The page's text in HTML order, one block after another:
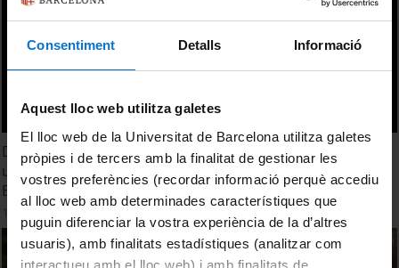
Consentiment Detalls Informació
Aquest lloc web utilitza galetes
El lloc web de la Universitat de Barcelona utilitza galetes
pròpies i de tercers amb la finalitat de gestionar les
vostres preferències (recordar informació perquè accediu
al lloc web amb determinades característiques que
puguin diferenciar la vostra experiència de la d’altres
usuaris), amb finalitats estadístiques (analitzar com
interactueu amb el lloc web) i amb finalitats de
Digging your rubbish: a (no) new perspective to
understand the amphorae production in the Roman
Empire